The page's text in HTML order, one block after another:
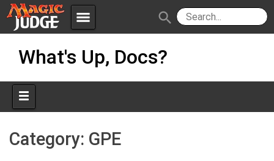
menu
Apps JudgeApps
Forum
Judges
Policies IPG
JAR
search
What's Up, Docs?
Category: GPE